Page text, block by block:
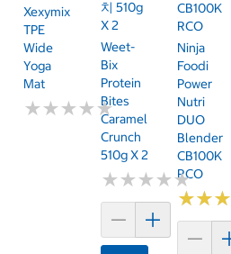
Xexymix
TPE
Wide
Yoga
Mat
★★★★★
★★★★★
치 510g
X 2
Weet-
Bix
Protein
Bites
Caramel
Crunch
510g X 2
★★★★★
★★★★★
CB100K
RCO
Ninja
Foodi
Power
Nutri
DUO
Blender
CB100K
RCO
★★★
★★★